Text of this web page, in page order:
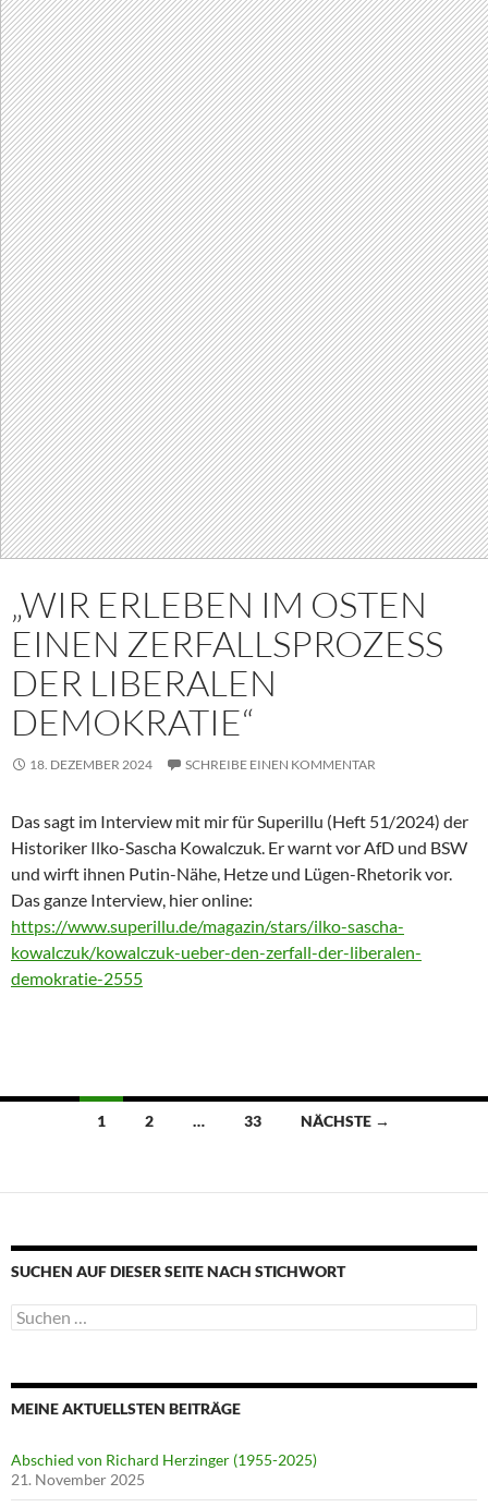
„WIR ERLEBEN IM OSTEN
EINEN ZERFALLSPROZESS
DER LIBERALEN
DEMOKRATIE“
18. DEZEMBER 2024 SCHREIBE EINEN KOMMENTAR
Das sagt im Interview mit mir für Superillu (Heft 51/2024) der
Historiker Ilko-Sascha Kowalczuk. Er warnt vor AfD und BSW
und wirft ihnen Putin-Nähe, Hetze und Lügen-Rhetorik vor.
Das ganze Interview, hier online:
https://www.superillu.de/magazin/stars/ilko-sascha-
kowalczuk/kowalczuk-ueber-den-zerfall-der-liberalen-
demokratie-2555
Beitragsnavigation
1 2 … 33 NÄCHSTE →
SUCHEN AUF DIESER SEITE NACH STICHWORT
Suche
nach:
MEINE AKTUELLSTEN BEITRÄGE
Abschied von Richard Herzinger (1955-2025)
21. November 2025